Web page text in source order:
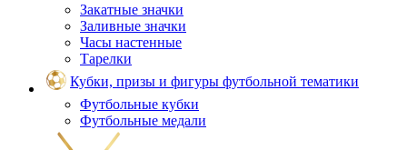
Закатные значки
Заливные значки
Часы настенные
Тарелки
Кубки, призы и фигуры футбольной тематики
Футбольные кубки
Футбольные медали